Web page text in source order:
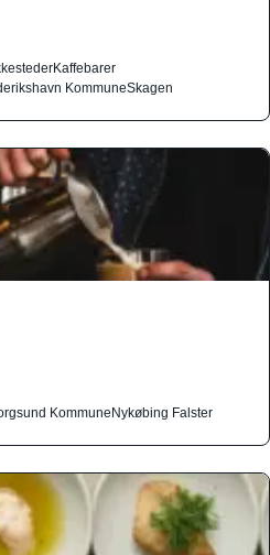
Kaffebarer
KommuneSkagen
KommuneNykøbing Falster